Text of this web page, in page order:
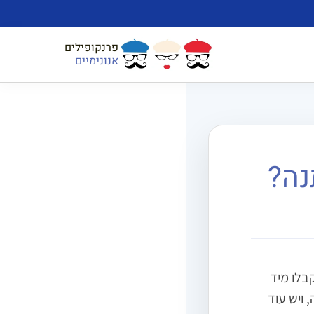
פרנקופילים
אנונימיים
מיד
ויש עוד